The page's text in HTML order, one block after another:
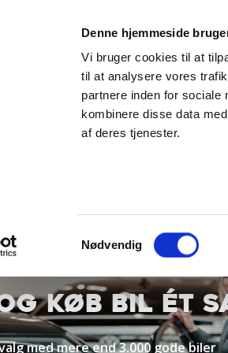
Denne hjemmeside
Vi bruger cookies til at
til at analysere vores
partnere inden for sociale
kombinere disse data
af deres tjenester.
Samtykkevalg
Nødvendig
SÆLG
TIL NYT
KØB BIL ÉT
med mere end 3.000 gode biler